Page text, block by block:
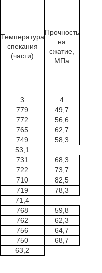
Температура
спекания
(части)
Прочность
на
сжатие,
МПа
3 4
779
49,7
772
56,6
765
62,7
749
58,3
53,1
731
68,3
722
73,7
710
82,5
719
78,3
71,4
768
59,8
762
62,3
756
64,7
750
68,7
63,2